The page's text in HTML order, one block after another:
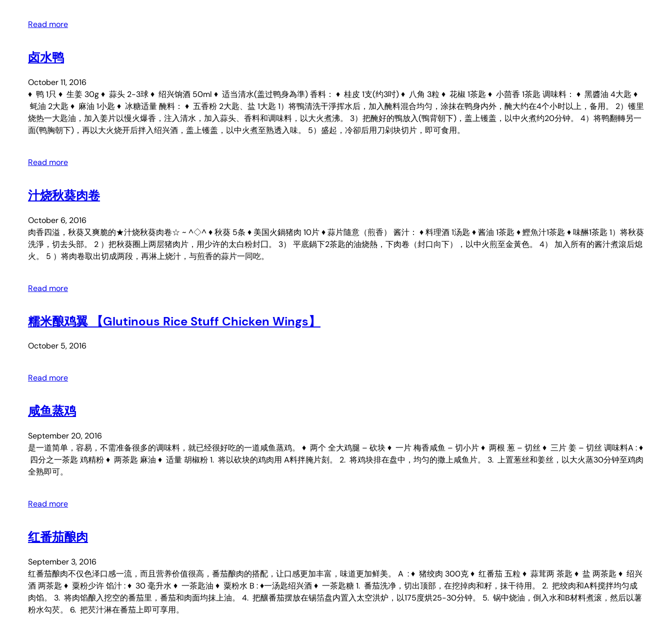
Read more
卤水鸭
October 11, 2016
♦ 鸭 1只 ♦ 生姜 30g ♦ 蒜头 2-3球 ♦ 绍兴饷酒 50ml ♦ 适当清水(盖过鸭身為準) 香料： ♦ 桂皮 1支(约3吋) ♦ 八角 3粒 ♦ 花椒 1茶匙 ♦ 小茴香 1茶匙 调味料： ♦ 黑醬油 4大匙 ♦
蚝油 2大匙 ♦ 麻油 1小匙 ♦ 冰糖适量 醃料： ♦ 五香粉 2大匙、盐 1大匙 1）将鴨清洗干淨挥水后，加入醃料混合均匀，涂抹在鸭身内外，醃大约在4个小时以上，备用。 2）镬里
烧热一大匙油，加入姜片以慢火爆香，注入清水，加入蒜头、香料和调味料，以大火煮沸。 3）把醃好的鴨放入(鴨背朝下)，盖上镬盖，以中火煮约20分钟。 4）将鸭翻轉另一
面(鸭胸朝下)，再以大火烧开后拌入绍兴酒，盖上镬盖，以中火煮至熟透入味。 5）盛起，冷卻后用刀剁块切片，即可食用。
Read more
汁烧秋葵肉卷
October 6, 2016
肉香四溢，秋葵又爽脆的★汁烧秋葵肉卷☆ ~ ^◇^ ♦ 秋葵 5条 ♦ 美国火鍋猪肉 10片 ♦ 蒜片隨意（煎香） 酱汁： ♦ 料理酒 1汤匙 ♦ 酱油 1茶匙 ♦ 鰹魚汁1茶匙 ♦ 味醂1茶匙 1）将秋葵
洗淨，切去头部。 2 ）把秋葵圈上两层猪肉片，用少许的太白粉封囗。 3） 平底鍋下2茶匙的油烧熱，下肉卷（封口向下），以中火煎至金黃色。 4） 加入所有的酱汁煮滾后熄
火。 5 ）将肉卷取出切成两段，再淋上烧汁，与煎香的蒜片一同吃。
Read more
糯米酿鸡翼 【Glutinous Rice Stuff Chicken Wings】
October 5, 2016
Read more
咸鱼蒸鸡
September 20, 2016
是一道简单，容易，不需准备很多的调味料，就已经很好吃的一道咸鱼蒸鸡。 ♦ 两个 全大鸡腿 – 砍块 ♦ 一片 梅香咸鱼 – 切小片 ♦ 两根 葱 – 切丝 ♦ 三片 姜 – 切丝 调味料A : ♦
四分之一茶匙 鸡精粉 ♦ 两茶匙 麻油 ♦ 适量 胡椒粉 1. 将以砍块的鸡肉用 A料拌腌片刻。 2. 将鸡块排在盘中，均匀的撒上咸鱼片。 3. 上置葱丝和姜丝，以大火蒸30分钟至鸡肉
全熟即可。
Read more
红番茄酿肉
September 3, 2016
红番茄酿肉不仅色泽口感一流，而且营养价值很高，番茄酿肉的搭配，让口感更加丰富，味道更加鲜美。 A : ♦ 猪绞肉 300克 ♦ 红番茄 五粒 ♦ 蒜茸两 茶匙 ♦ 盐 两茶匙 ♦ 绍兴
酒 两茶匙 ♦ 粟粉少许 馅汁 : ♦ 30 毫升水 ♦ 一茶匙油 ♦ 粟粉水 B : ♦一汤匙绍兴酒 ♦ 一茶匙糖 1. 番茄洗净，切出顶部，在挖掉肉和籽，抹干待用。 2. 把绞肉和A料搅拌均匀成
肉馅。 3. 将肉馅酿入挖空的番茄里，番茄和肉面均抹上油。 4. 把釀番茄摆放在锡箔盘内置入太空洪炉，以175度烘25-30分钟。 5. 锅中烧油，倒入水和B材料煮滚，然后以薯
粉水勾芡。 6. 把芡汁淋在番茄上即可享用。